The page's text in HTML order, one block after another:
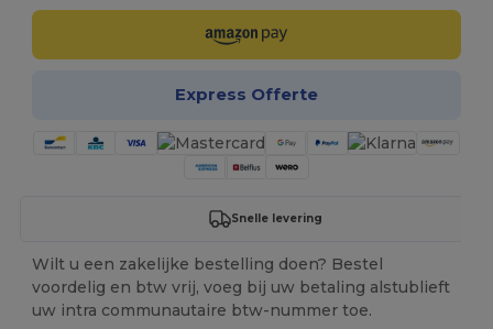
Express Offerte
Snelle levering
Wilt u een zakelijke bestelling doen? Bestel
voordelig en btw vrij, voeg bij uw betaling alstublieft
uw intra communautaire btw-nummer toe.